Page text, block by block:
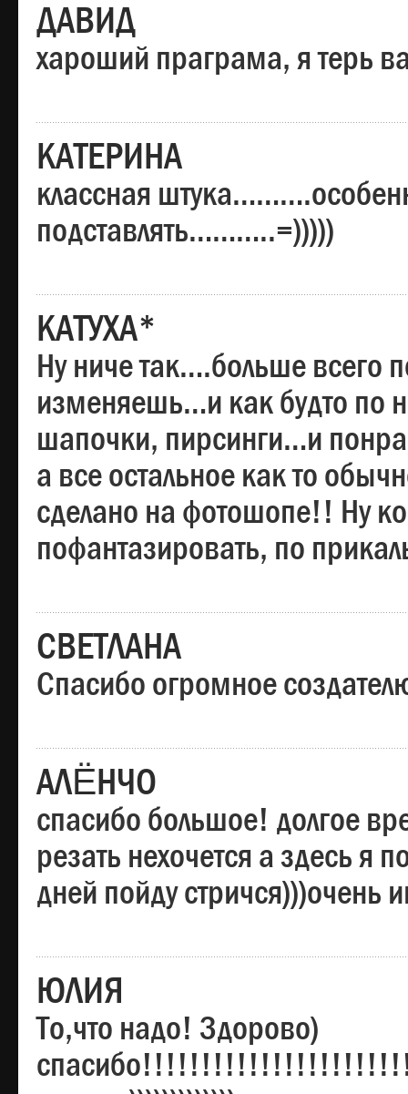
ДАВИД
хароший праграма, я терь
КАТЕРИНА
классная
подставлять………..=)))))
КАТУХА*
Ну ниче так….больше всего
изменяешь…и как будто по
шапочки, пирсинги…и
а все остальное как то
сделано на фотошопе!! Ну
пофантазировать, по
СВЕТЛАНА
Спасибо огромное
АЛЁНЧО
спасибо большое! долгое
резать нехочется а здесь я
дней пойду стричся)))очень
ЮЛИЯ
То,что надо! Здорово)